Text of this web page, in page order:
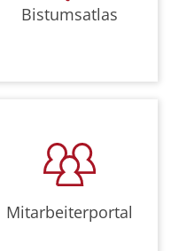
Bistumsatlas
Mitarbeiterportal